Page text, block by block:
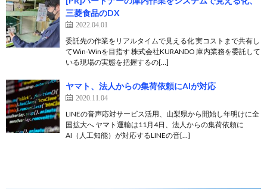
三菱食品のDX
2022.04.01
委託先の作業をリアルタイムで見える化 実コストまで共有し
てWin-Winを目指す 株式会社KURANDO 庫内業務を委託して
いる現場の実態を把握するの[…]
ヤマト、法人からの集荷依頼にAIが対応
2020.11.04
LINEの音声応対サービス活用、山梨県から開始し年明けに全
国拡大へ ヤマト運輸は11月4日、法人からの集荷依頼に
AI（人工知能）が対応するLINEの音[…]